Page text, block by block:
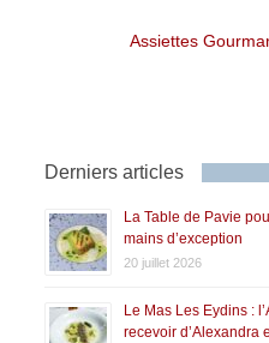
Assiettes
Derniers articles
La Table de Pavie
mains d’exception
20 juillet 2026
Le Mas Les Eydins :
recevoir d’Alexandra